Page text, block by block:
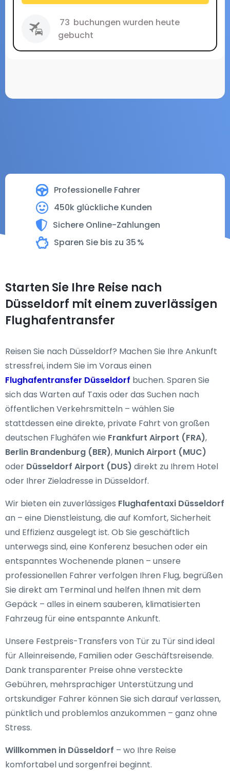
Professionelle Fahrer
450k glückliche Kunden
Sichere Online-Zahlungen
Sparen Sie bis zu 35 %
73 buchungen wurden heute
gebucht
Starten Sie Ihre Reise nach
Düsseldorf mit einem zuverlässigen
Flughafentransfer
Reisen Sie nach Düsseldorf? Machen Sie Ihre Ankunft
stressfrei, indem Sie im Voraus einen
Flughafentransfer Düsseldorf buchen. Sparen Sie
sich das Warten auf Taxis oder das Suchen nach
öffentlichen Verkehrsmitteln – wählen Sie
stattdessen eine direkte, private Fahrt von großen
deutschen Flughäfen wie Frankfurt Airport (FRA),
Berlin Brandenburg (BER), Munich Airport (MUC)
oder Düsseldorf Airport (DUS) direkt zu Ihrem Hotel
oder Ihrer Zieladresse in Düsseldorf.
Wir bieten ein zuverlässiges Flughafentaxi Düsseldorf
an – eine Dienstleistung, die auf Komfort, Sicherheit
und Effizienz ausgelegt ist. Ob Sie geschäftlich
unterwegs sind, eine Konferenz besuchen oder ein
entspanntes Wochenende planen – unsere
professionellen Fahrer verfolgen Ihren Flug, begrüßen
Sie direkt am Terminal und helfen Ihnen mit dem
Gepäck – alles in einem sauberen, klimatisierten
Fahrzeug für eine entspannte Ankunft.
Unsere Festpreis-Transfers von Tür zu Tür sind ideal
für Alleinreisende, Familien oder Geschäftsreisende.
Dank transparenter Preise ohne versteckte
Gebühren, mehrsprachiger Unterstützung und
ortskundiger Fahrer können Sie sich darauf verlassen,
pünktlich und problemlos anzukommen – ganz ohne
Stress.
Willkommen in Düsseldorf – wo Ihre Reise
komfortabel und sorgenfrei beginnt.